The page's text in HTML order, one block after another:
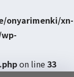
onyarimenki/xn-
on line33